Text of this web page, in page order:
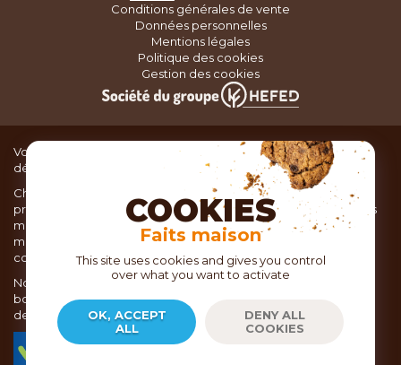
Conditions générales de vente
Données personnelles
Mentions légales
Politique des cookies
Gestion des cookies
Vous recherchez du matériel de cuisine pour concocter de
délicieux plats ou des pâtisseries dignes d’un grand chef ?
Chez TOC, boutique d’ustensiles de cuisine, nous vous
proposons une large sélection de produits issus des meilleures
marques de matériel de cuisine: Ustensiles de pâtisserie,
matériel de cuisson, service de table, ustensiles de cuisine,
coutellerie, set picnic.
Nous vous réservons un accueil chaleureux au sein de nos 21
boutiques, mais vous trouverez également tout votre matériel
de cuisine en ligne sur notre site internet toc.fr
COOKIES
Faits maison
This site uses cookies and gives you control
over what you want to activate
OK, ACCEPT
ALL
DENY ALL
COOKIES